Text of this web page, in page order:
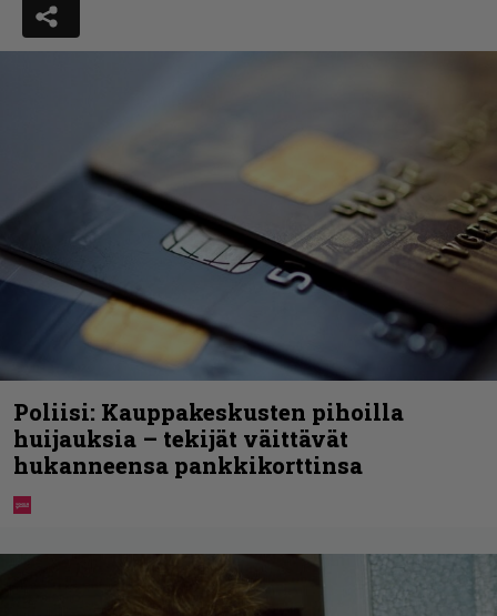
Poliisi: Kauppakeskusten pihoilla
huijauksia – tekijät väittävät
hukanneensa pankkikorttinsa